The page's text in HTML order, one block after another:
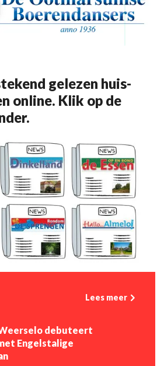
gelezen huis-
online. Klik op de
Lees meer
debuteert
Engelstalige